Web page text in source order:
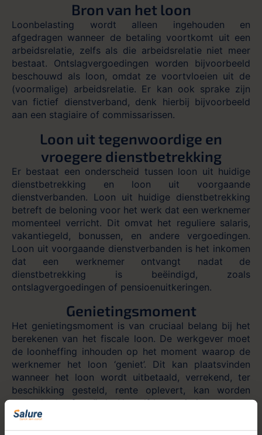
Bron van het loon
Loonbelasting wordt alleen ingehouden en
afgedragen wanneer de betaling voortkomt uit een
arbeidsrelatie, zelfs als die arbeidsrelatie niet meer
bestaat. Ontslagvergoedingen worden bijvoorbeeld
beschouwd als loon, omdat ze voortvloeien uit de
(voormalige) arbeidsrelatie. Er kan ook sprake zijn
van fictief dienstverband, denk hierbij bijvoorbeeld
aan een stagiaire of commissarissen.
Loon uit tegenwoordige en
vroegere dienstbetrekking
Er bestaat een onderscheid tussen loon uit huidige
dienstbetrekking en loon uit voorgaande
dienstverbanden. Loon uit huidige dienstbetrekking
betreft de beloning voor het werk dat een werknemer
momenteel verricht. Dit omvat het reguliere salaris,
vakantiegeld, bonussen, en andere vergoedingen.
Loon uit voorgaande dienstverbanden is het inkomen
dat een werknemer ontvangt nadat de
dienstbetrekking is beëindigd, zoals
ontslagvergoedingen of pensioenuitkeringen.
Genietingsmoment
Het genietingsmoment is van cruciaal belang bij het
berekenen van het fiscale loon. De werkgever moet
de loonheffing inhouden op het moment waarop de
werknemer het loon ‘geniet’. Dit kan plaatsvinden
wanneer het loon wordt uitbetaald, verrekend, ter
beschikking gesteld, rente oplevert, kan worden
gevorderd of geïnd. Hetzelfde genietingsmoment
geldt ook voor ‘negatief loon’, zoals terugbetalingen
aan de werkgever.